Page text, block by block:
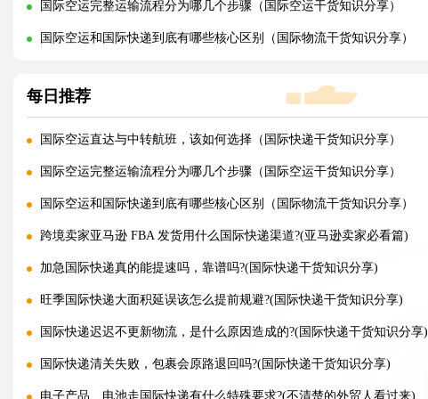
国际空运完整运输流程分为哪几个步骤（国际空运干货知识分享）
国际空运和国际快递到底有哪些核心区别（国际物流干货知识分享）
每日推荐
国际空运直达与中转航班，该如何选择（国际快递干货知识分享）
国际空运完整运输流程分为哪几个步骤（国际空运干货知识分享）
国际空运和国际快递到底有哪些核心区别（国际物流干货知识分享）
跨境卖家亚马逊 FBA 发货用什么国际快递渠道?(亚马逊卖家必看篇)
加急国际快递真的能提速吗，靠谱吗?(国际快递干货知识分享)
旺季国际快递大面积延误该怎么提前规避?(国际快递干货知识分享)
国际快递迟迟不更新物流，是什么原因造成的?(国际快递干货知识分享)
国际快递清关失败，包裹会原路退回吗?(国际快递干货知识分享)
电子产品、电池走国际快递有什么特殊要求?(不清楚的外贸人看过来)